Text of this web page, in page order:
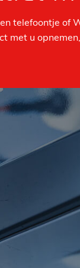
telefoontje of
met u